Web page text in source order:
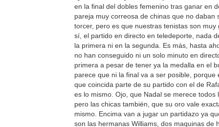
en la final del dobles femenino tras ganar en
pareja muy correosa de chinas que no daban
torcer, pero es que nuestras tenistas son muy
sí, el partido en directo en teledeporte, nada
la primera ni en la segunda. Es más, hasta
no han conseguido ni un solo minuto en
primera a pesar de tener ya la medalla en el
parece que ni la final va a ser posible, porque
que coincida parte de su partido con el de
es lo mismo. Ojo, que Nadal se merece todos
pero las chicas también, que su oro vale
mismo. Encima van a jugar un partidazo ya
son las hermanas Williams, dos maquinas de